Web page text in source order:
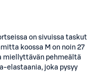
on sivuissa taskut
koossa M on noin 27
miellyttävän pehmeältä
elastaania, joka pysyy